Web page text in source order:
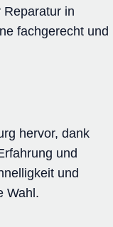
in
fachgerecht und
hervor, dank
und
und
Wahl.